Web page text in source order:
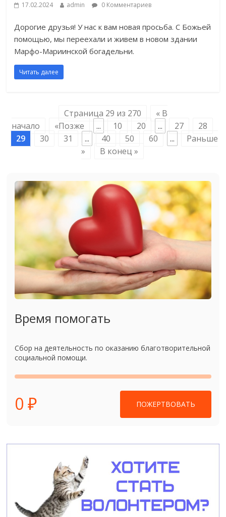
17.02.2024 admin 0 Комментариев
Дорогие друзья! У нас к вам новая просьба. С Божьей
помощью, мы переехали и живем в новом здании
Марфо-Мариинской богадельни.
Читать далее
Страница 29 из 270
« В
начало
«Позже ... 10 20 ... 27
28
29
30 31 ... 40 50 60 ...
Раньше
»
В конец »
Время помогать
Сбор на деятельность по оказанию благотворительной
социальной помощи.
0 ₽ ПОЖЕРТВОВАТЬ